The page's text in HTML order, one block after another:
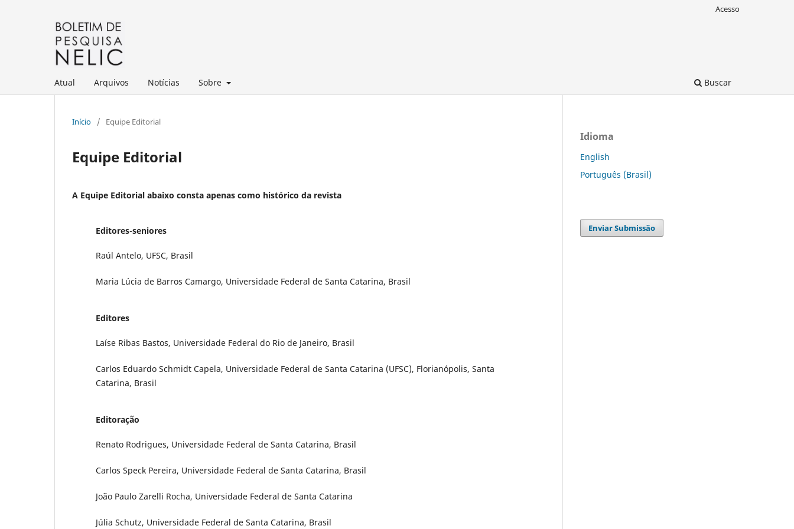
Atual Arquivos Notícias Sobre Buscar
Acesso
Início / Equipe Editorial
Equipe Editorial
A Equipe Editorial abaixo consta apenas como histórico da revista
Editores-seniores
Raúl Antelo, UFSC, Brasil
Maria Lúcia de Barros Camargo, Universidade Federal de Santa Catarina, Brasil
Editores
Laíse Ribas Bastos, Universidade Federal do Rio de Janeiro, Brasil
Carlos Eduardo Schmidt Capela, Universidade Federal de Santa Catarina (UFSC), Florianópolis, Santa
Catarina, Brasil
Editoração
Renato Rodrigues, Universidade Federal de Santa Catarina, Brasil
Carlos Speck Pereira, Universidade Federal de Santa Catarina, Brasil
João Paulo Zarelli Rocha, Universidade Federal de Santa Catarina
Júlia Schutz, Universidade Federal de Santa Catarina, Brasil
Idioma
English
Português (Brasil)
Enviar Submissão